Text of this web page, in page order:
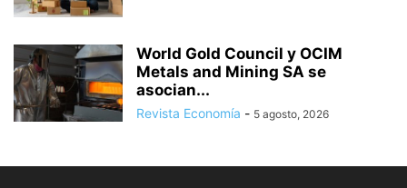
World Gold Council y OCIM
Metals and Mining SA se
asocian...
Revista Economía - 5 agosto, 2026